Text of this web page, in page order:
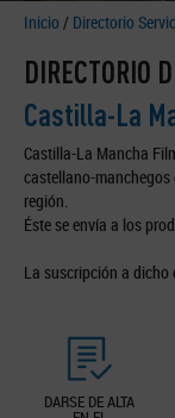
Inicio / Directorio
DIRECTORIO
Castilla-La
Castilla-La Mancha
castellano-
región.
Éste se envía a los
La suscripción a
DARSE DE ALTA